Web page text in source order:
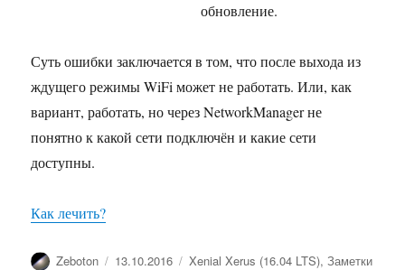
обновление.
Суть ошибки заключается в том, что после выхода из
ждущего режимы WiFi может не работать. Или, как
вариант, работать, но через NetworkManager не
понятно к какой сети подключён и какие сети
доступны.
Как лечить?
Автор
Zeboton Опубликовано
13.10.2016 Рубрики
Xenial Xerus (16.04 LTS),Заметки